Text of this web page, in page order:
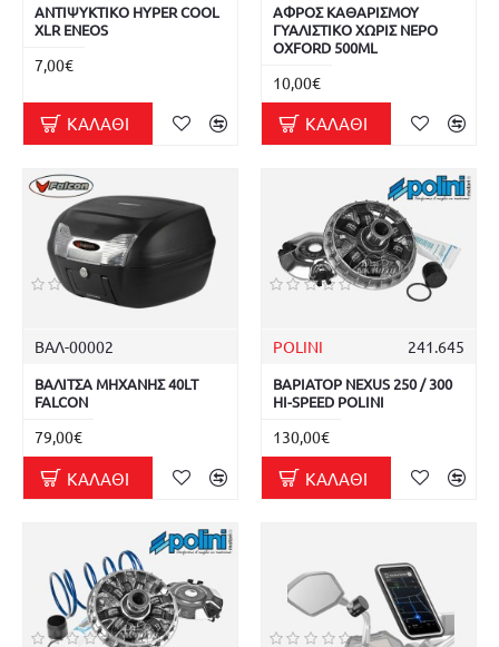
ΑΝΤΙΨΥΚΤΙΚΟ HYPER COOL
XLR ENEOS
7,00€
ΚΑΛΆΘΙ
ΑΦΡΟΣ ΚΑΘΑΡΙΣΜΟΥ
ΓΥΑΛΙΣΤΙΚΟ ΧΩΡΙΣ ΝΕΡΟ
OXFORD 500ML
10,00€
ΚΑΛΆΘΙ
ΒΑΛ-00002
ΒΑΛΙΤΣΑ ΜΗΧΑΝΗΣ 40LT
FALCON
79,00€
ΚΑΛΆΘΙ
POLINI 241.645
ΒΑΡΙΑΤΟΡ NEXUS 250 / 300
HI-SPEED POLINI
130,00€
ΚΑΛΆΘΙ